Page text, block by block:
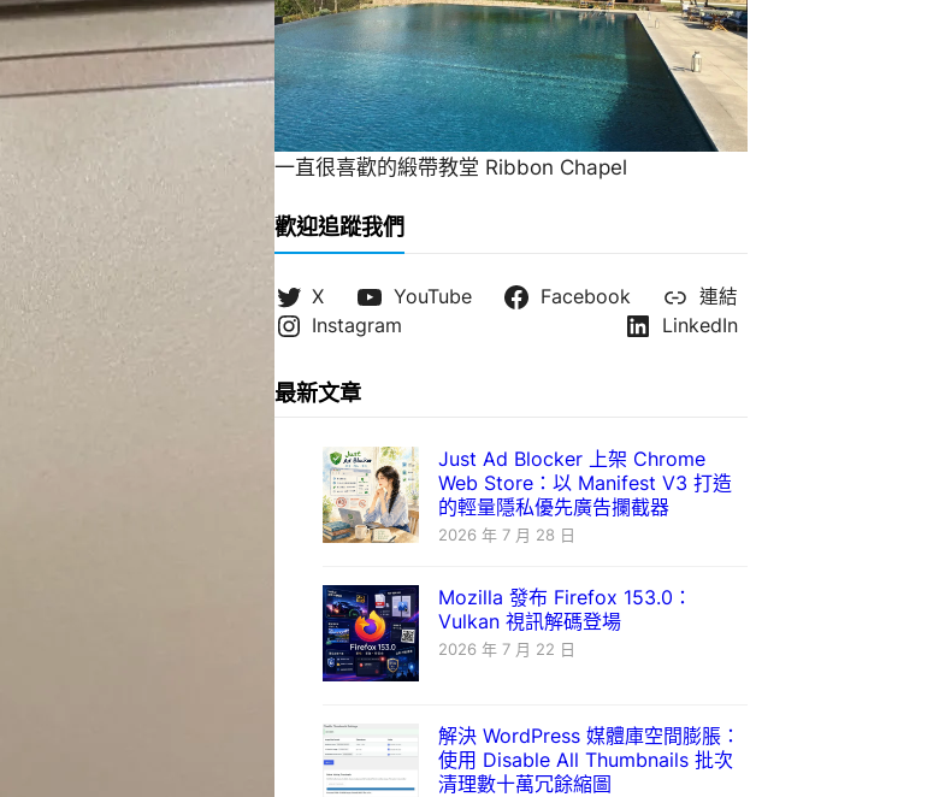
一直很喜歡的緞帶教堂 Ribbon Chapel
歡迎追蹤我們
X YouTube Facebook
連結
Instagram
LinkedIn
最新文章
Just Ad Blocker 上架 Chrome
Web Store：以 Manifest V3 打造
的輕量隱私優先廣告攔截器
2026 年 7 月 28 日
Mozilla 發布 Firefox 153.0：
Vulkan 視訊解碼登場
2026 年 7 月 22 日
解決 WordPress 媒體庫空間膨脹：
使用 Disable All Thumbnails 批次
清理數十萬冗餘縮圖